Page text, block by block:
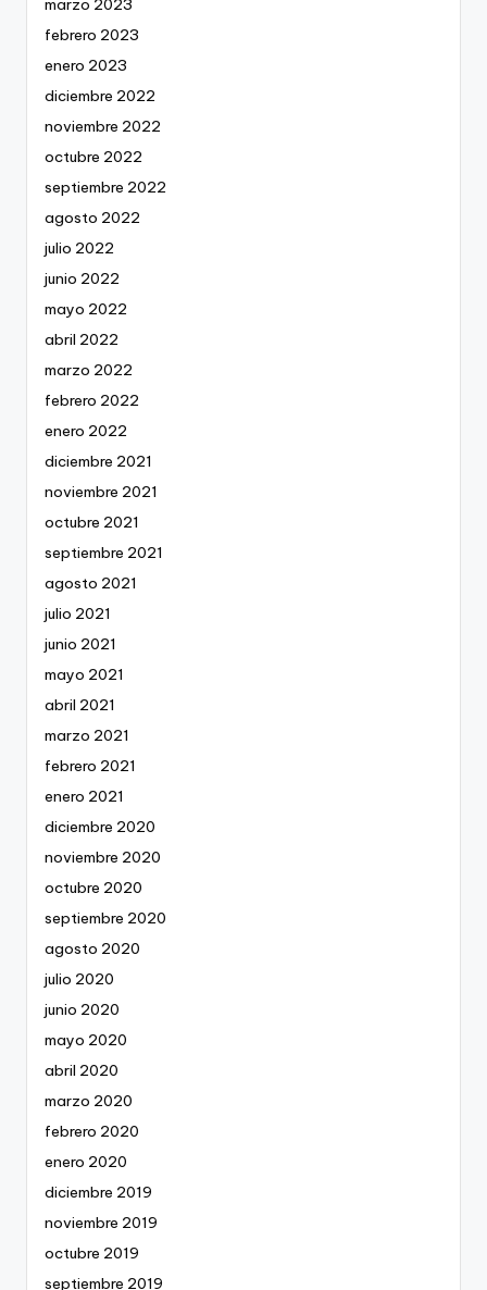
marzo 2023
febrero 2023
enero 2023
diciembre 2022
noviembre 2022
octubre 2022
septiembre 2022
agosto 2022
julio 2022
junio 2022
mayo 2022
abril 2022
marzo 2022
febrero 2022
enero 2022
diciembre 2021
noviembre 2021
octubre 2021
septiembre 2021
agosto 2021
julio 2021
junio 2021
mayo 2021
abril 2021
marzo 2021
febrero 2021
enero 2021
diciembre 2020
noviembre 2020
octubre 2020
septiembre 2020
agosto 2020
julio 2020
junio 2020
mayo 2020
abril 2020
marzo 2020
febrero 2020
enero 2020
diciembre 2019
noviembre 2019
octubre 2019
septiembre 2019